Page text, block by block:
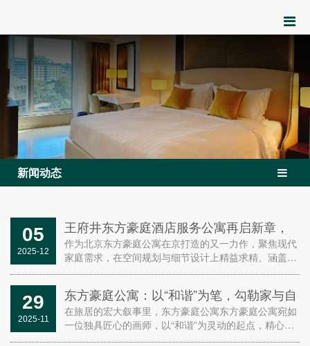
新闻动态
05
2025-12
王府井东方豪庭酒店服务公寓再启新章，
东方豪庭公寓11套精装房源璀璨面市
作为北京东方豪庭公寓在京打造的又一力作，聚焦现代
家庭需求，在空间规划与细节设计上精益求精。涵盖一
室套房及二室套房。户型以宽厅搭配全景飘窗，实现通
家庭互动...
29
2025-11
东方豪庭公寓：以“和谐”为笔，勾勒家与自
然的共生画卷
在旅居的宏大叙事里，东方豪庭公寓东方豪庭公寓宛如
一位独具匠心的画师，以“和谐”为灵动的起点，精心描
绘着家与自然共生共荣的壮美轨迹，为每一位居者呈上